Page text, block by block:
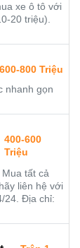
xe ô tô với
20 triệu).
600-800 Triệu
nhanh gọn
400-600
Triệu
tất cả
liên hệ với
24. Địa chỉ: